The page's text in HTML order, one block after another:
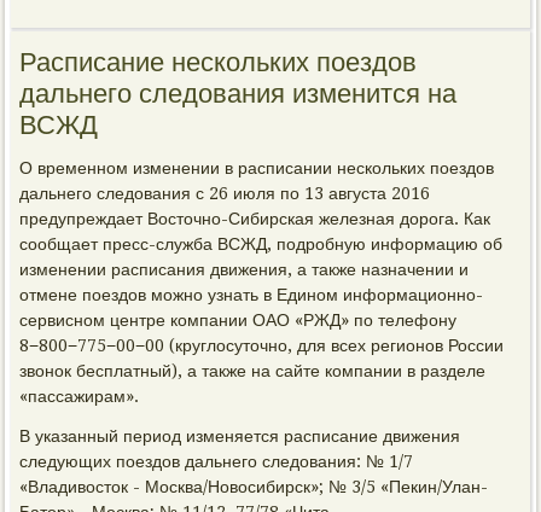
Расписание нескольких поездов
дальнего следования изменится на
ВСЖД
О временном изменении в расписании нескольких поездов
дальнего следования с 26 июля по 13 августа 2016
предупреждает Восточно-Сибирская железная дорога. Как
сообщает пресс-служба ВСЖД, подробную информацию об
изменении расписания движения, а также назначении и
отмене поездов можно узнать в Едином информационно-
сервисном центре компании ОАО «РЖД» по телефону
8−800−775−00−00 (круглосуточно, для всех регионов России
звонок бесплатный), а также на сайте компании в разделе
«пассажирам».
В указанный период изменяется расписание движения
следующих поездов дальнего следования: № 1/7
«Владивосток - Москва/Новосибирск»; № 3/5 «Пекин/Улан-